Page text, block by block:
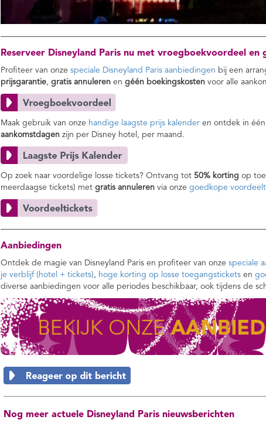
Reserveer Disneyland Paris nu met vroegboekvoordeel en
Profiteer van onze speciale Disneyland Paris aanbiedingen bij een
prijsgarantie, gratis annuleren en géén boekingskosten voor alle
Maak gebruik van onze handige laagste prijs kalender en ontdek in
aankomstdagen zijn per Disney hotel, per maand.
Op zoek naar voordelige losse tickets? Ontvang tot 50% korting op
meerdaagse tickets) met gratis annuleren via onze goedkope
Aanbiedingen
Ontdek de magie van Disneyland Paris en profiteer van onze speciale
je verblijf (hotel + tickets), hoge korting op losse toegangstickets en
diverse aanbiedingen voor alle periodes beschikbaar, ook tijdens de
Nog meer actuele Disneyland Paris nieuwsberichten